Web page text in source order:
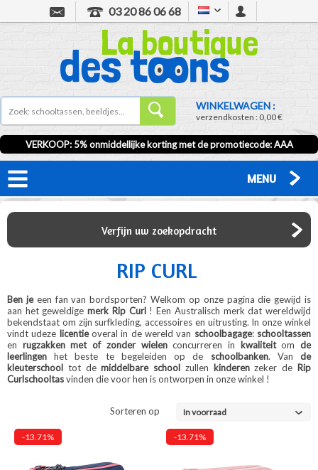
03 20 86 06 68
WINKELWAGEN :
verzendkosten :0,00 €
VERKOOP: 5% onmiddellijke korting met de promotiecode:AAA
MENU
Verfijn uw zoekopdracht
RIP CURL
Ben je een fan vanbordsporten? Welkom op onze pagina die gewijd is
aan het geweldigemerk Rip Curl ! Een Australisch merk dat wereldwijd
bekendstaat om zijn surfkleding, accessoires en uitrusting. In onze winkel
vindt udeze licentieoveral in de wereld van schoolbagage: schooltassen
en rugzakken met of zonder wielenconcurreren in kwaliteitomde
leerlingen het beste te begeleiden op de schoolbanken. Vande
kleuterschool tot demiddelbare school zullen kinderenzeker de Rip
Curlschooltasvinden die voor hen is ontworpen in onze winkel !
Sorteren op In voorraad
-13.71% -13.71%